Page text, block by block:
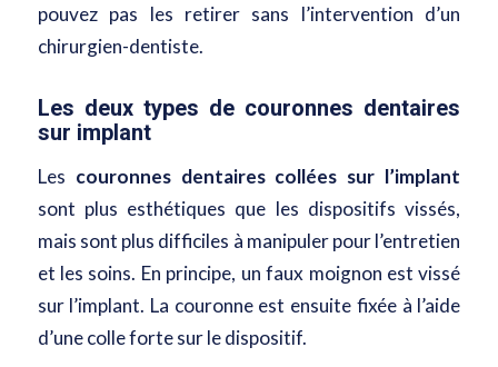
pouvez pas les retirer sans l’intervention d’un
chirurgien-dentiste.
Les deux types de couronnes dentaires
sur implant
Les couronnes dentaires collées sur l’implant
sont plus esthétiques que les dispositifs vissés,
mais sont plus difficiles à manipuler pour l’entretien
et les soins. En principe, un faux moignon est vissé
sur l’implant. La couronne est ensuite fixée à l’aide
d’une colle forte sur le dispositif.